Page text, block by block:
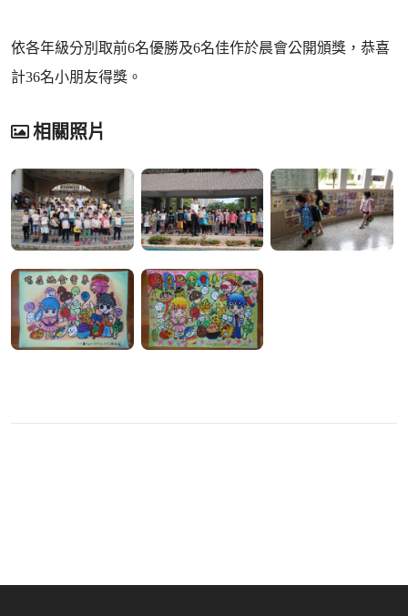
依各年級分別取前6名優勝及6名佳作於晨會公開頒獎，恭喜
計36名小朋友得獎。
相關照片